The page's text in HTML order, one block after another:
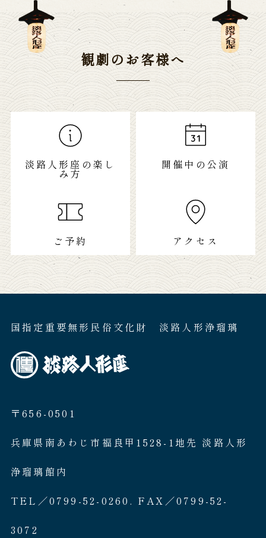
観劇のお客様へ
淡路人形座の楽し
み方
開催中の公演
ご予約 アクセス
国指定重要無形民俗文化財 淡路人形浄瑠璃
〒656-0501
兵庫県南あわじ市福良甲1528-1地先 淡路人形
浄瑠璃館内
TEL／0799-52-0260. FAX／0799-52-
3072